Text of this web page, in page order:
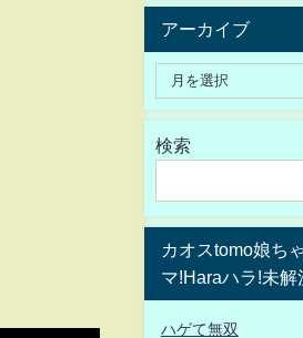
アーカイブ
検索
カオスtomo娘ち
マ!Haraハラ!未解
ハゲて無双